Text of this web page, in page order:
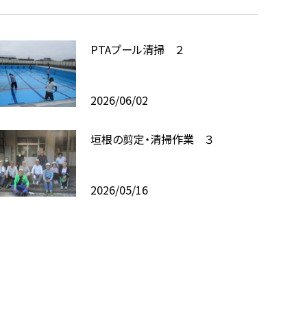
PTAプール清掃 ２
2026/06/02
垣根の剪定・清掃作業 ３
2026/05/16